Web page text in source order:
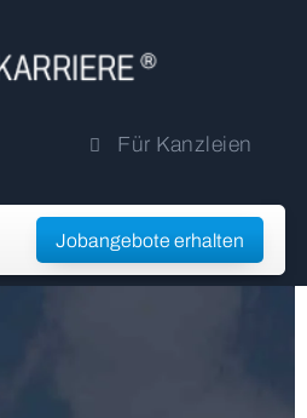
Für Kanzleien
Jobangebote erhalten